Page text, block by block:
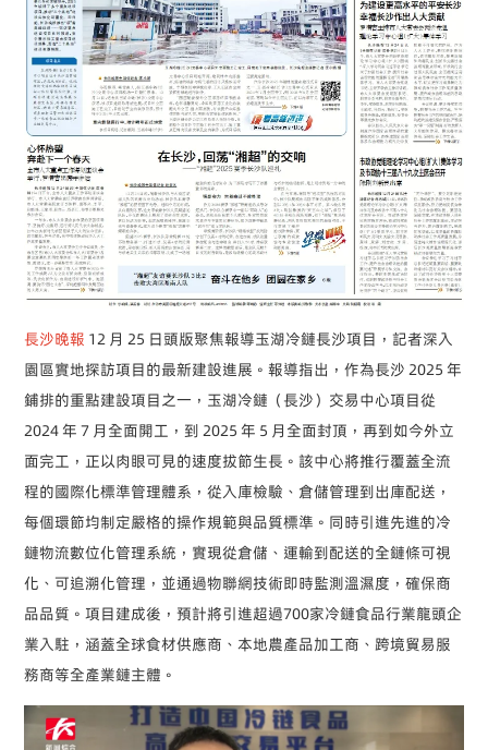
長沙晚報 12 月 25 日頭版聚焦報導玉湖冷鏈長沙項目，記者深入
園區實地探訪項目的最新建設進展。報導指出，作為長沙 2025 年
鋪排的重點建設項目之一，玉湖冷鏈（長沙）交易中心項目從
2024 年 7 月全面開工，到 2025 年 5 月全面封頂，再到如今外立
面完工，正以肉眼可見的速度拔節生長。該中心將推行覆蓋全流
程的國際化標準管理體系，從入庫檢驗、倉儲管理到出庫配送，
每個環節均制定嚴格的操作規範與品質標準。同時引進先進的冷
鏈物流數位化管理系統，實現從倉儲、運輸到配送的全鏈條可視
化、可追溯化管理，並通過物聯網技術即時監測溫濕度，確保商
品品質。項目建成後，預計將引進超過700家冷鏈食品行業龍頭企
業入駐，涵蓋全球食材供應商、本地農產品加工商、跨境貿易服
務商等全產業鏈主體。